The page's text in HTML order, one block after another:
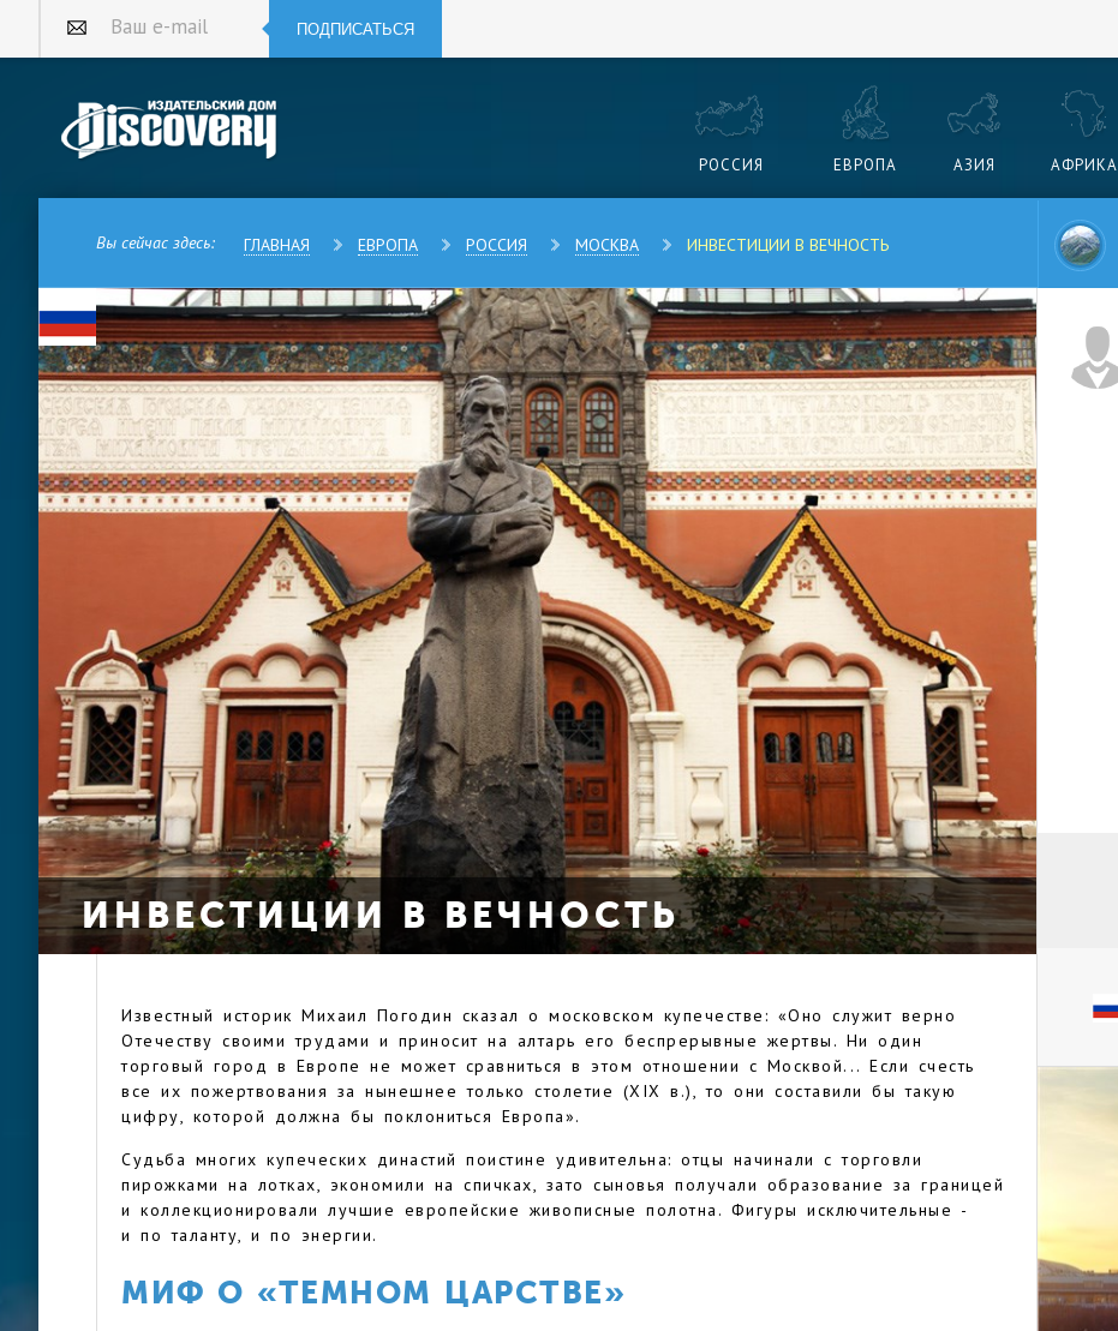
Ваш e-mail ПОДПИСАТЬСЯ
РОССИЯ ЕВРОПА АЗИЯ АФРИКА
Вы сейчас здесь: ГЛАВНАЯ ЕВРОПА РОССИЯ МОСКВА ИНВЕСТИЦИИ В ВЕЧНОСТЬ
ИНВЕСТИЦИИ В ВЕЧНОСТЬ
Известный историк Михаил Погодин сказал о московском купечестве: «Оно служит верно
Отечеству своими трудами и приносит на алтарь его беспрерывные жертвы. Ни один
торговый город в Европе не может сравниться в этом отношении с Москвой... Если счесть
все их пожертвования за нынешнее только столетие (XIX в.), то они составили бы такую
цифру, которой должна бы поклониться Европа».
Судьба многих купеческих династий поистине удивительна: отцы начинали с торговли
пирожками на лотках, экономили на спичках, зато сыновья получали образование за границей
и коллекционировали лучшие европейские живописные полотна. Фигуры исключительные -
и по таланту, и по энергии.
МИФ О «ТЕМНОМ ЦАРСТВЕ»